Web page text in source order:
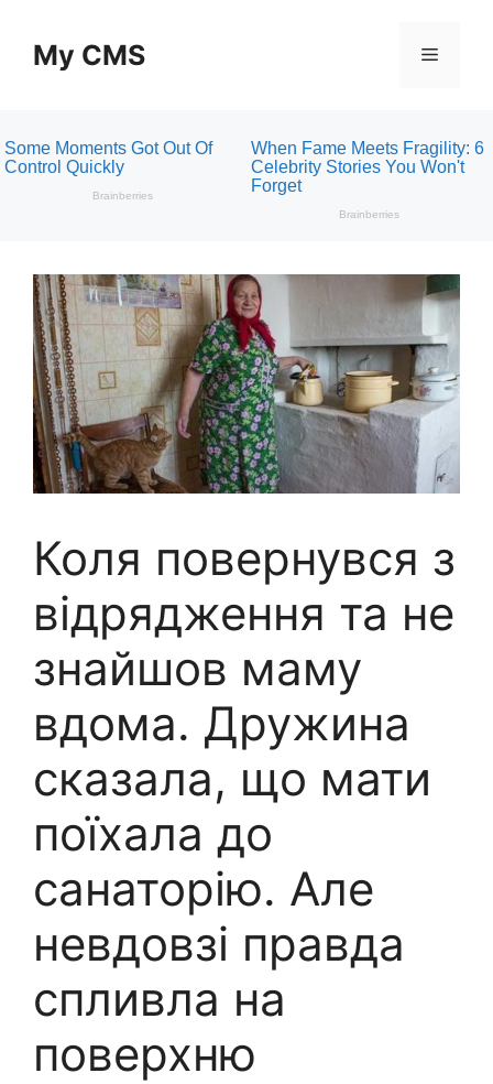
contentMy CMS Menu
Коля повернувся з
відрядження та не
знайшов маму
вдома. Дружина
сказала, що мати
поїхала до
санаторію. Але
невдовзі правда
спливла на
поверхню